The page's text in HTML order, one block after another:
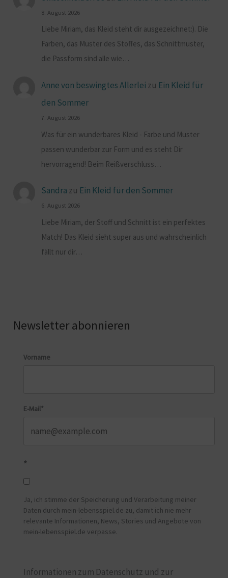
8. August 2026
Liebe Miriam, das Kleid steht dir ausgezeichnet:). Die
Farben, das Muster des Stoffes, das Schnittmuster,
die Passform sind alle wie…
Anne von beswingtes Allerlei zu Ein Kleid für
den Sommer
7. August 2026
Was für ein wunderbares Kleid - Farbe und Muster
passen wunderbar zur Form und es steht Dir
hervorragend! Beim Reißverschluss…
Sandra zu Ein Kleid für den Sommer
6. August 2026
Liebe Miriam, der Stoff und Schnitt ist ein perfektes
Match! Das Kleid sieht super aus und wahrscheinlich
fällt nur dir…
Newsletter abonnieren
Vorname
E-Mail*
*
Ja, ich stimme der Speicherung und Verarbeitung meiner
Daten durch mein-lebensspiel.de zu, damit ich nie mehr
relevante Informationen, News, Stories und Angebote von
mein-lebensspiel.de verpasse.
Informationen zum Datenschutz und zur